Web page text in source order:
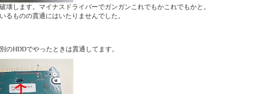
壊します。マイナスドライバーでガンガンこれでもかこれでもかと。
るものの貫通にはいたりませんでした。
のHDDでやったときは貫通してます。